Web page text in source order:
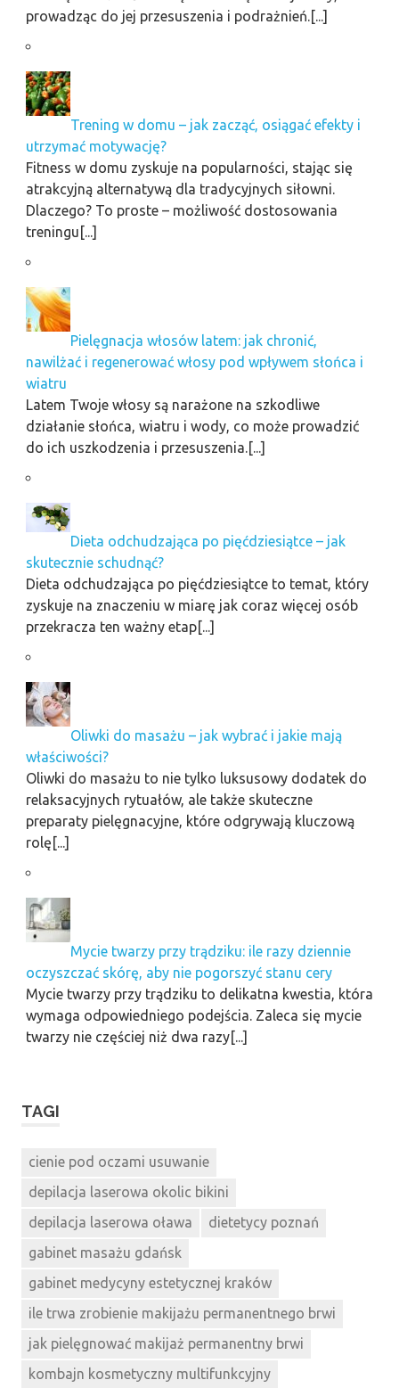
prowadząc do jej przesuszenia i podrażnień.[...]
Trening w domu – jak zacząć, osiągać efekty i
utrzymać motywację?
Fitness w domu zyskuje na popularności, stając się
atrakcyjną alternatywą dla tradycyjnych siłowni.
Dlaczego? To proste – możliwość dostosowania
treningu[...]
Pielęgnacja włosów latem: jak chronić,
nawilżać i regenerować włosy pod wpływem słońca i
wiatru
Latem Twoje włosy są narażone na szkodliwe
działanie słońca, wiatru i wody, co może prowadzić
do ich uszkodzenia i przesuszenia.[...]
Dieta odchudzająca po pięćdziesiątce – jak
skutecznie schudnąć?
Dieta odchudzająca po pięćdziesiątce to temat, który
zyskuje na znaczeniu w miarę jak coraz więcej osób
przekracza ten ważny etap[...]
Oliwki do masażu – jak wybrać i jakie mają
właściwości?
Oliwki do masażu to nie tylko luksusowy dodatek do
relaksacyjnych rytuałów, ale także skuteczne
preparaty pielęgnacyjne, które odgrywają kluczową
rolę[...]
Mycie twarzy przy trądziku: ile razy dziennie
oczyszczać skórę, aby nie pogorszyć stanu cery
Mycie twarzy przy trądziku to delikatna kwestia, która
wymaga odpowiedniego podejścia. Zaleca się mycie
twarzy nie częściej niż dwa razy[...]
TAGI
cienie pod oczami usuwanie
depilacja laserowa okolic bikini
depilacja laserowa oława
dietetycy poznań
gabinet masażu gdańsk
gabinet medycyny estetycznej kraków
ile trwa zrobienie makijażu permanentnego brwi
jak pielęgnować makijaż permanentny brwi
kombajn kosmetyczny multifunkcyjny